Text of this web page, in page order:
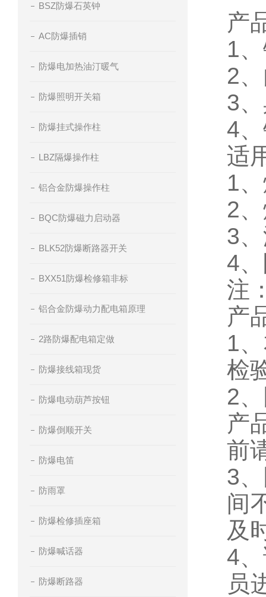
BSZ防爆石英钟
AC防爆插销
防爆电加热油汀暖气
防爆照明开关箱
防爆挂式操作柱
LBZ隔爆操作柱
铝合金防爆操作柱
BQC防爆磁力启动器
BLK52防爆断路器开关
BXX51防爆检修箱非标
铝合金防爆动力配电箱原理
2路防爆配电箱定做
防爆接线箱现货
防爆电动葫芦按钮
防爆倒顺开关
防爆电笛
防雨罩
防爆检修插座箱
防爆喊话器
防爆断路器
产
1
2
3
4
适
1
2
3
4
注
产
1
检
2
产
前
3
间
及
4
员